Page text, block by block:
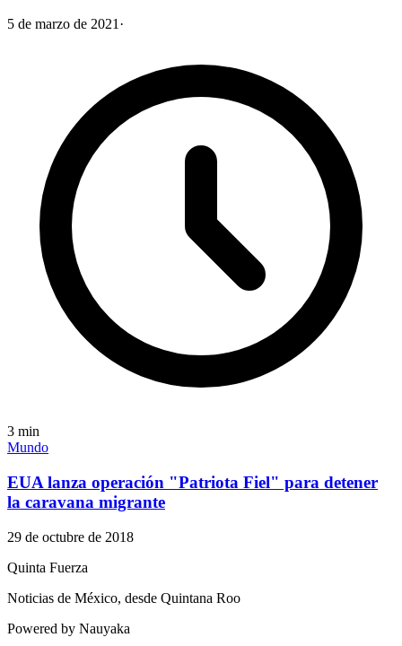
5 de marzo de 2021 ·
3 min
Mundo
EUA lanza operación "Patriota Fiel" para detener
la caravana migrante
29 de octubre de 2018
Quinta Fuerza
Noticias de México, desde Quintana Roo
Powered by Nauyaka